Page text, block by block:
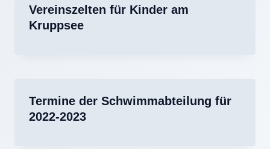
Vereinszelten für Kinder am
Kruppsee
Termine der Schwimmabteilung für
2022-2023